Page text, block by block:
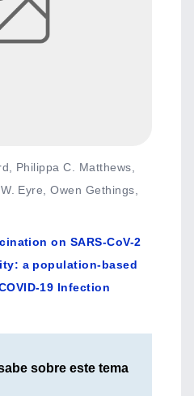
Philippa C. Matthews,
Eyre, Owen Gethings,
on SARS-CoV-2
a population-based
19 Infection
sobre este tema